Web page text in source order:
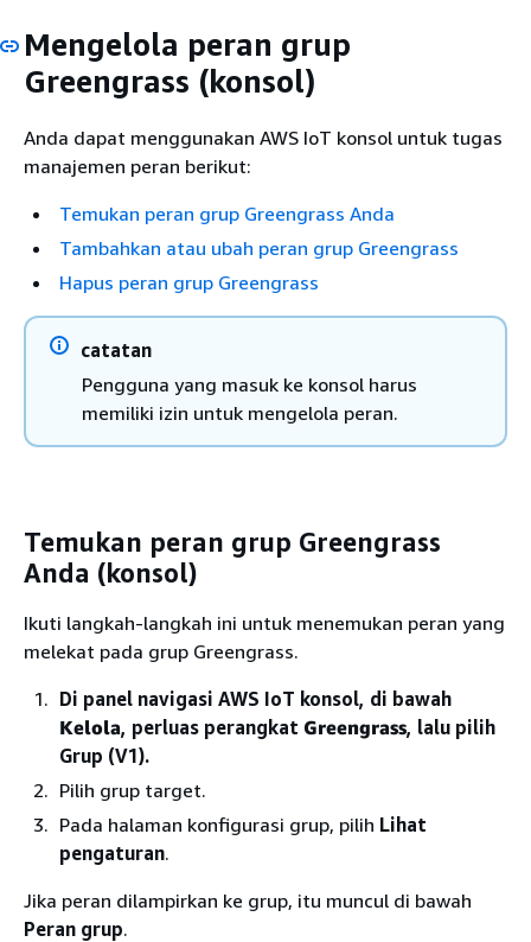
Mengelola peran grup
Greengrass (konsol)
Anda dapat menggunakan AWS IoT konsol untuk tugas
manajemen peran berikut:
Temukan peran grup Greengrass Anda
Tambahkan atau ubah peran grup Greengrass
Hapus peran grup Greengrass
catatan
Pengguna yang masuk ke konsol harus
memiliki izin untuk mengelola peran.
Temukan peran grup Greengrass
Anda (konsol)
Ikuti langkah-langkah ini untuk menemukan peran yang
melekat pada grup Greengrass.
Di panel navigasi AWS IoT konsol, di bawah
Kelola, perluas perangkat Greengrass, lalu pilih
Grup (V1).
Pilih grup target.
Pada halaman konfigurasi grup, pilih Lihat
pengaturan.
Jika peran dilampirkan ke grup, itu muncul di bawah
Peran grup.